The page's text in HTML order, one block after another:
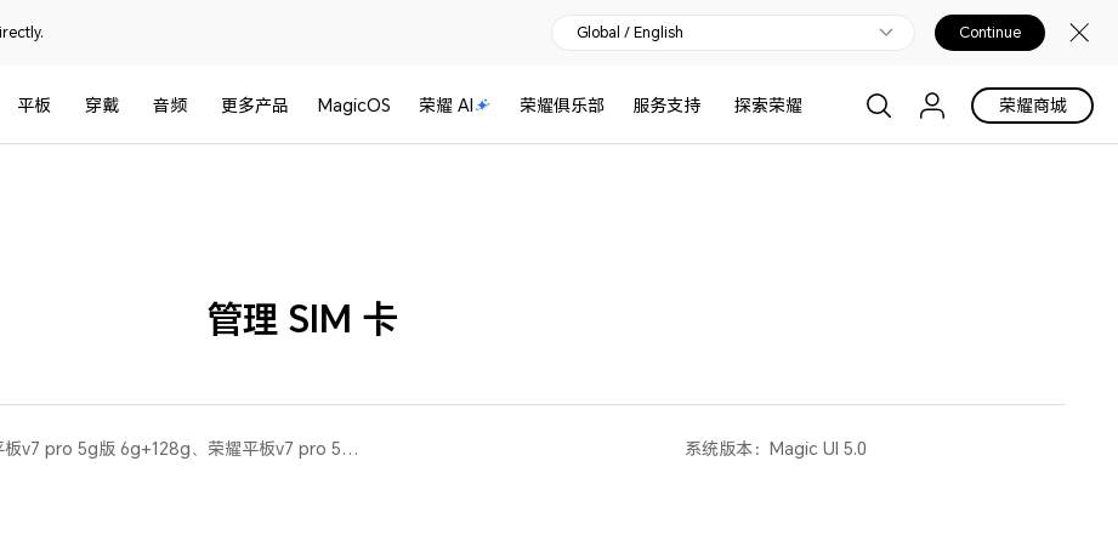
Global / English Continue
平板 穿戴 音频 更多产品 MagicOS 荣耀 AI 荣耀俱乐部 服务支持 探索荣耀 荣耀商城
管理 SIM 卡
荣耀平板 V7 Pro(荣耀平板v7 pro 5g版 6g+128g、荣耀平板v7 pro 5g版 8gb+256gb) 系统版本：Magic UI 5.0